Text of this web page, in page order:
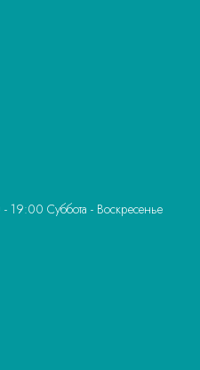
19:00 Суббота - Воскресенье